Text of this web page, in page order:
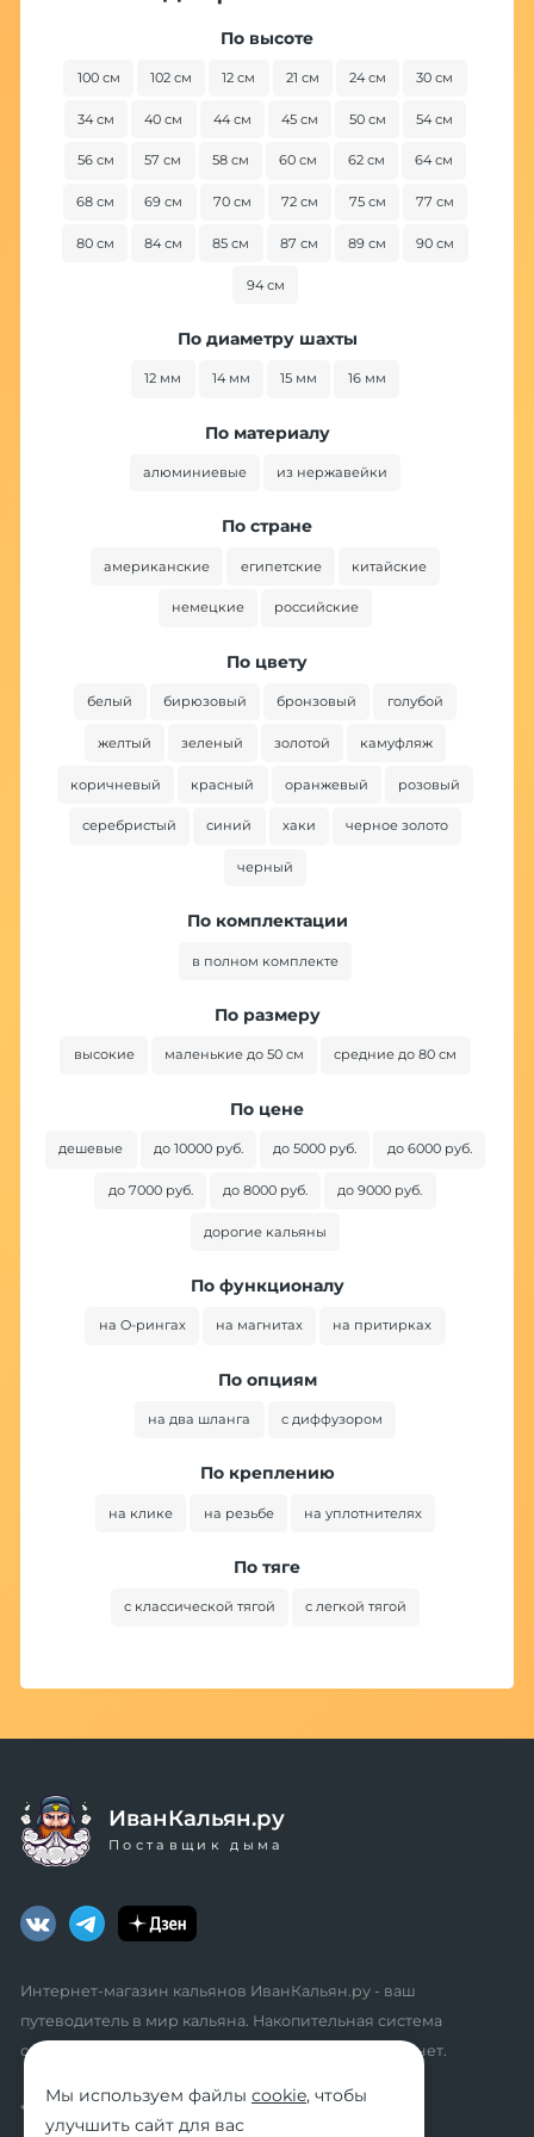
Мы используем файлы cookie, чтобы
улучшить сайт для вас
По высоте
100 см 102 см 12 см 21 см 24 см 30 см
34 см 40 см 44 см 45 см 50 см 54 см
56 см 57 см 58 см 60 см 62 см 64 см
68 см 69 см 70 см 72 см 75 см 77 см
80 см 84 см 85 см 87 см 89 см 90 см
94 см
По диаметру шахты
12 мм 14 мм 15 мм 16 мм
По материалу
алюминиевые из нержавейки
По стране
американские египетские китайские
немецкие российские
По цвету
белый бирюзовый бронзовый голубой
желтый зеленый золотой камуфляж
коричневый красный оранжевый розовый
серебристый синий хаки черное золото
черный
По комплектации
в полном комплекте
По размеру
высокие маленькие до 50 см средние до 80 см
По цене
дешевые до 10000 руб. до 5000 руб. до 6000 руб.
до 7000 руб. до 8000 руб. до 9000 руб.
дорогие кальяны
По функционалу
на O-рингах на магнитах на притирках
По опциям
на два шланга с диффузором
По креплению
на клике на резьбе на уплотнителях
По тяге
с классической тягой с легкой тягой
ИванКальян.ру
Поставщик дыма
Интернет-магазин кальянов ИванКальян.ру - ваш
путеводитель в мир кальяна. Накопительная система
скидок, промокоды, акции. Удобный личный кабинет.
* мы не осуществляем дистанционную продажу